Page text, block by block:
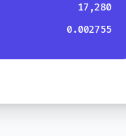
17,280
0.002755